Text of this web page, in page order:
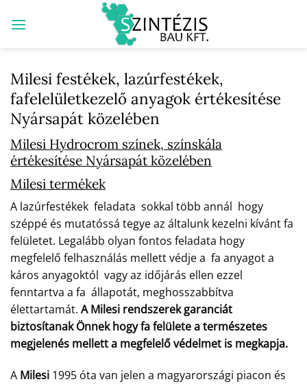
Milesi festékek, lazúrfestékek,
fafelelületkezelő anyagok értékesítése
Nyársapát közelében
Milesi Hydrocrom színek, színskála
értékesítése Nyársapát közelében
Milesi termékek
A lazúrfestékek feladata sokkal több annál hogy
széppé és mutatóssá tegye az általunk kezelni kívánt fa
felületet. Legalább olyan fontos feladata hogy
megfelelő felhasználás mellett védje a fa anyagot a
káros anyagoktól vagy az időjárás ellen ezzel
fenntartva a fa állapotát, meghosszabbítva
élettartamát. A Milesi rendszerek garanciát
biztosítanak Önnek hogy fa felülete a természetes
megjelenés mellett a megfelelő védelmet is megkapja.
A Milesi 1995 óta van jelen a magyarországi piacon és